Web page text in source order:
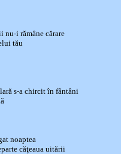
nu-i rămâne cărare
tău
s-a chircit în fântâni
noaptea
căţeaua uitării